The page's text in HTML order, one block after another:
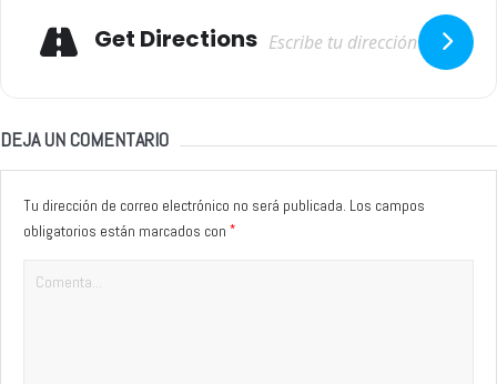
Get Directions
DEJA UN COMENTARIO
Tu dirección de correo electrónico no será publicada. Los campos
obligatorios están marcados con *